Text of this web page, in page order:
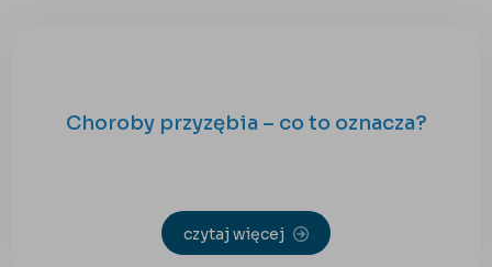
Choroby przyzębia – co to oznacza?
czytaj więcej